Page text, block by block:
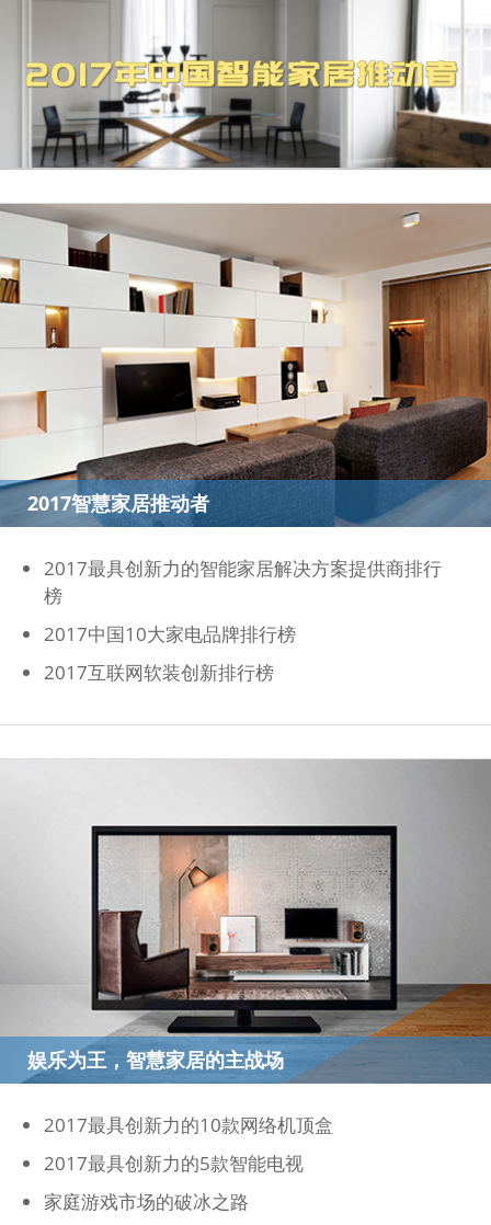
2017智慧家居推动者
2017最具创新力的智能家居解决方案提供商排行
榜
2017中国10大家电品牌排行榜
2017互联网软装创新排行榜
娱乐为王，智慧家居的主战场
2017最具创新力的10款网络机顶盒
2017最具创新力的5款智能电视
家庭游戏市场的破冰之路